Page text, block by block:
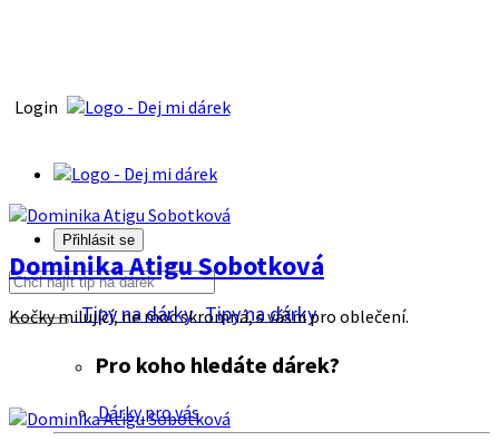
Login
Přihlásit se
Tipy na dárkyTipy na dárky
Pro koho hledáte dárek?
Dárky pro vás
Dominika Atigu Sobotková
Kočky milující, ne moc skromná, s vášni pro oblečení.